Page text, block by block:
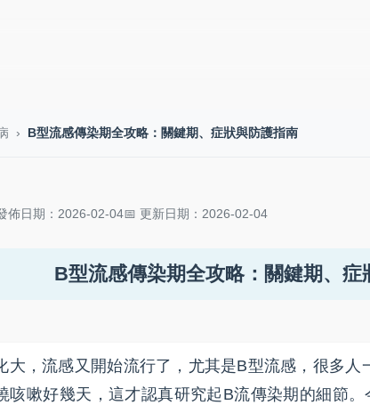
› B型流感傳染期全攻略：關鍵期、症狀與防護指南
佈日期：2026-02-04 更新日期：2026-02-04
B型流感傳染期全攻略：關鍵期、症
大，流感又開始流行了，尤其是B型流感，很多
咳嗽好幾天，這才認真研究起B流傳染期的細節